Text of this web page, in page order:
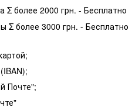
Σ более 2000 грн. - Бесплатно
Σ более 3000 грн. - Бесплатно
Почте";